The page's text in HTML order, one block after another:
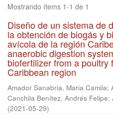
Mostrando ítems 1-1 de 1
Diseño de un sistema de
la obtención de biogás y
avícola de la región
anaerobic digestion
biofertilizer from a poultry
Caribbean region
Amador Sanabria, Maria Camila;
Canchila Benítez, Andrés Felipe;
(2021-05-29)